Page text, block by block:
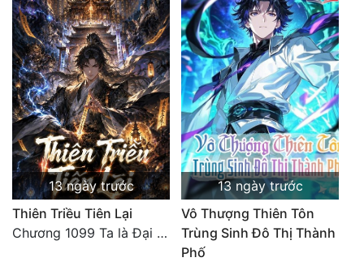
Tu Chân
Tu Tiên
Tội Phạm
Vô Địch
Võ Hiệp
Võng Du
Xuyên Không
Xuyên Nhanh
13 ngày trước
Thiên Triều Tiên Lại
Chương 1099 Ta là Đại La Tiên! Một người đắc đạo, gà chó lên trời (Đại kết cục)
13 ngày trước
Vô Thượng Thiên Tôn
Trùng Sinh Đô Thị Thành
Phố